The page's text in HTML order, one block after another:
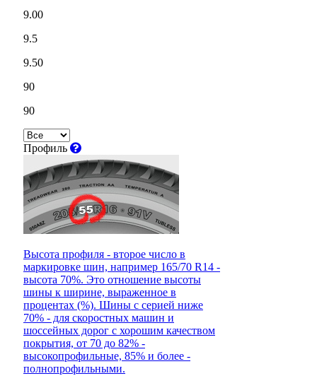
9.00
9.5
9.50
90
90
Профиль
Высота профиля - второе число в
маркировке шин, например 165/70 R14 -
высота 70%. Это отношение высоты
шины к ширине, выраженное в
процентах (%). Шины с серией ниже
70% - для скоростных машин и
шоссейных дорог с хорошим качеством
покрытия, от 70 до 82% -
высокопрофильные, 85% и более -
полнопрофильными.